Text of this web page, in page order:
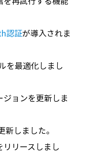
認証が導入されま
を最適化しまし
ョンを更新しま
しました。
リースしまし